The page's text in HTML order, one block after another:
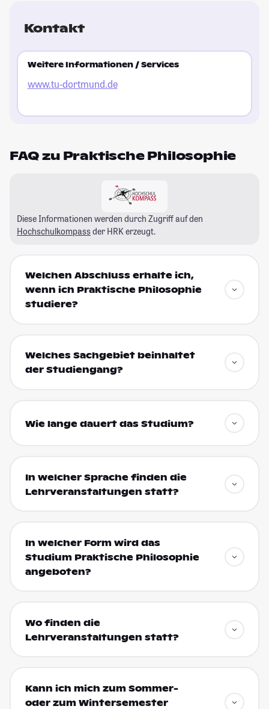
Kontakt
Weitere Informationen / Services
www.tu-dortmund.de
FAQ zu Praktische Philosophie
Diese Informationen werden durch Zugriff auf den
Hochschulkompass der HRK erzeugt.
Welchen Abschluss erhalte ich,
wenn ich Praktische Philosophie
studiere?
Welches Sachgebiet beinhaltet
der Studiengang?
Wie lange dauert das Studium?
In welcher Sprache finden die
Lehrveranstaltungen statt?
In welcher Form wird das
Studium Praktische Philosophie
angeboten?
Wo finden die
Lehrveranstaltungen statt?
Kann ich mich zum Sommer-
oder zum Wintersemester